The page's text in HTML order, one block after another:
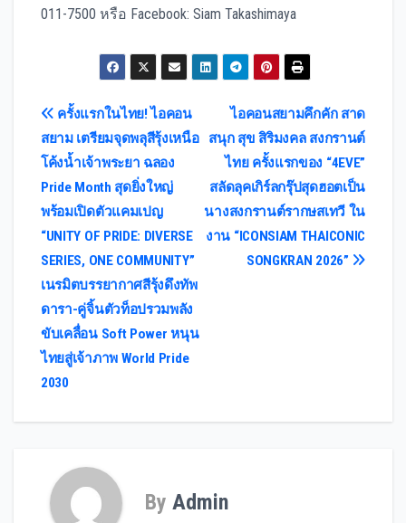
011-7500 หรือ Facebook: Siam Takashimaya
Post
navigation
ไอคอนสยามคึกคัก สาด
สนุก สุข สิริมงคล สงกรานต์
ไทย ครั้งแรกของ “4EVE”
สลัดลุคเกิร์ลกรุ๊ปสุดฮอตเป็น
นางสงกรานต์รากษสเทวี ใน
งาน “ICONSIAM THAICONIC
SONGKRAN 2026”
ครั้งแรกในไทย! ไอคอน
สยาม เตรียมจุดพลุสีรุ้งเหนือ
โค้งน้ำเจ้าพระยา ฉลอง
Pride Month สุดยิ่งใหญ่
พร้อมเปิดตัวแคมเปญ
“UNITY OF PRIDE: DIVERSE
SERIES, ONE COMMUNITY”
เนรมิตบรรยากาศสีรุ้งดึงทัพ
ดารา-คู่จิ้นตัวท็อปรวมพลัง
ขับเคลื่อน Soft Power หนุน
ไทยสู่เจ้าภาพ World Pride
2030
By Admin